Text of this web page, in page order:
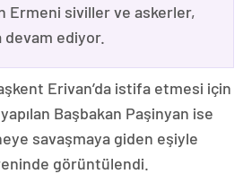
Ermeni siviller ve askerler,
devam ediyor.
Erivan’da istifa etmesi için
Başbakan Paşinyan ise
savaşmaya giden eşiyle
görüntülendi.